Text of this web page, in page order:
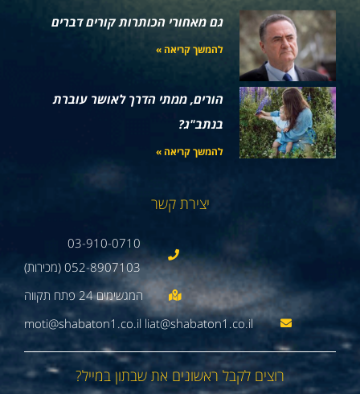
גם מאחורי הכותרות קורים דברים
להמשך קריאה »
הורים, ממתי הדרך לאושר עוברת
בנתב"ג?
להמשך קריאה »
יצירת קשר
03-910-0710
052-8907103 (מכירות)
moti@shabaton1.co.il liat@shabaton1.co.il
רוצים לקבל ראשונים את שבתון במייל?